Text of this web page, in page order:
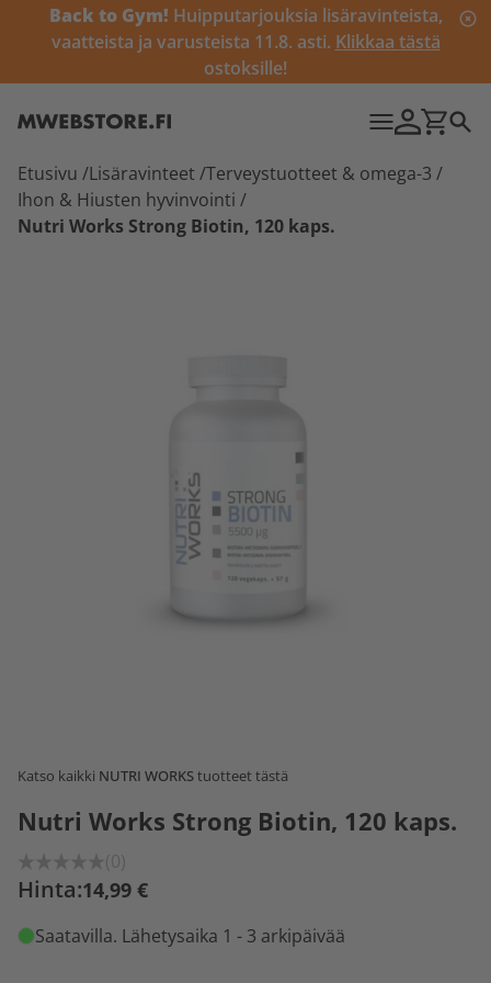
Back to Gym! Huipputarjouksia lisäravinteista,
vaatteista ja varusteista 11.8. asti. Klikkaa tästä
ostoksille!
Etusivu /Lisäravinteet /Terveystuotteet & omega-3 /
Ihon & Hiusten hyvinvointi /
Nutri Works Strong Biotin, 120 kaps.
Katso kaikki NUTRI WORKStuotteet tästä
Nutri Works Strong Biotin, 120 kaps.
(0)
Hinta:14,99 €
Saatavilla. Lähetysaika 1 - 3 arkipäivää